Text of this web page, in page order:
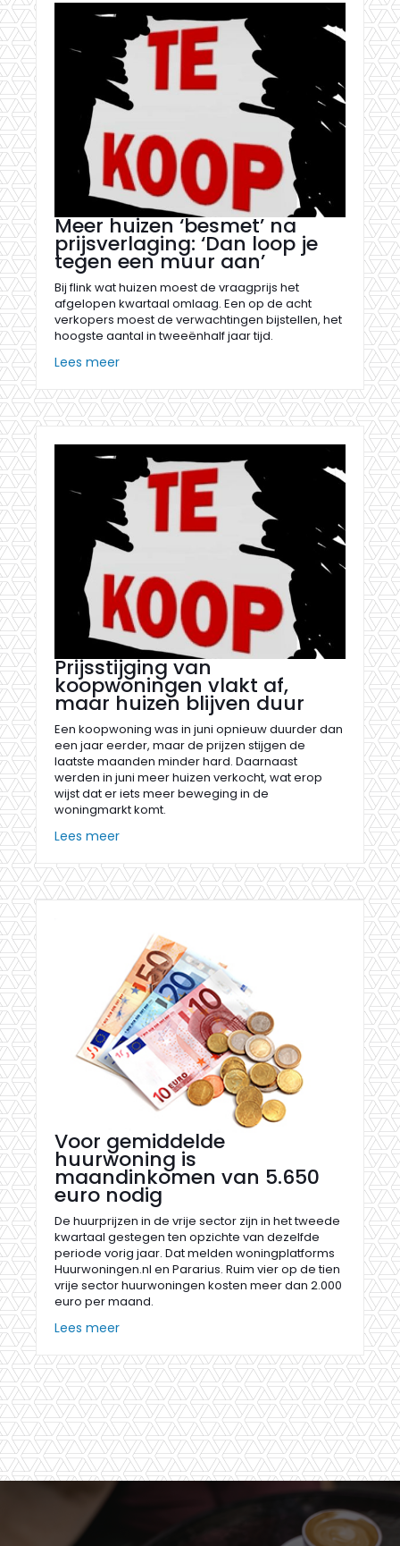
Meer huizen ‘besmet’ na
prijsverlaging: ‘Dan loop je
tegen een muur aan’
Bij flink wat huizen moest de vraagprijs het
afgelopen kwartaal omlaag. Een op de acht
verkopers moest de verwachtingen bijstellen, het
hoogste aantal in tweeënhalf jaar tijd.
Lees meer
Prijsstijging van
koopwoningen vlakt af,
maar huizen blijven duur
Een koopwoning was in juni opnieuw duurder dan
een jaar eerder, maar de prijzen stijgen de
laatste maanden minder hard. Daarnaast
werden in juni meer huizen verkocht, wat erop
wijst dat er iets meer beweging in de
woningmarkt komt.
Lees meer
Voor gemiddelde
huurwoning is
maandinkomen van 5.650
euro nodig
De huurprijzen in de vrije sector zijn in het tweede
kwartaal gestegen ten opzichte van dezelfde
periode vorig jaar. Dat melden woningplatforms
Huurwoningen.nl en Pararius. Ruim vier op de tien
vrije sector huurwoningen kosten meer dan 2.000
euro per maand.
Lees meer